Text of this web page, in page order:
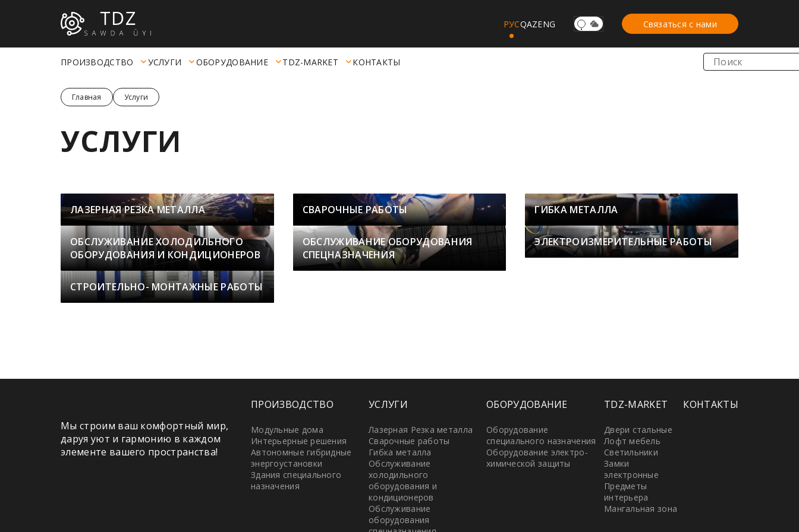
РУСQAZENG Связаться с нами
ПРОИЗВОДСТВО УСЛУГИ ОБОРУДОВАНИЕ TDZ-MARKET КОНТАКТЫ
Главная Услуги
УСЛУГИ
ЛАЗЕРНАЯ РЕЗКА МЕТАЛЛА СВАРОЧНЫЕ РАБОТЫ ГИБКА МЕТАЛЛА
ОБСЛУЖИВАНИЕ ХОЛОДИЛЬНОГО
ОБОРУДОВАНИЯ И КОНДИЦИОНЕРОВ
ОБСЛУЖИВАНИЕ ОБОРУДОВАНИЯ
СПЕЦНАЗНАЧЕНИЯ
ЭЛЕКТРОИЗМЕРИТЕЛЬНЫЕ РАБОТЫ
СТРОИТЕЛЬНО- МОНТАЖНЫЕ РАБОТЫ
Мы строим ваш комфортный мир,
даруя уют и гармонию в каждом
элементе вашего пространства!
ПРОИЗВОДСТВО
Модульные дома
Интерьерные решения
Автономные гибридные
энергоустановки
Здания специального
назначения
УСЛУГИ
Лазерная Резка металла
Сварочные работы
Гибка металла
Обслуживание
холодильного
оборудования и
кондиционеров
Обслуживание
оборудования
ОБОРУДОВАНИЕ
Оборудование
специального назначения
Оборудование электро-
химической защиты
TDZ-MARKET
Двери стальные
Лофт мебель
Светильники
Замки
электронные
Предметы
интерьера
Мангальная зона
КОНТАКТЫ